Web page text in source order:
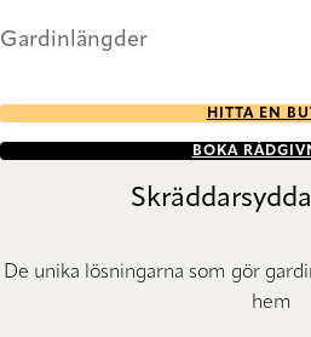
Gardinlängder
HITTA EN
BOKA
De unika lösningarna som gör
hem